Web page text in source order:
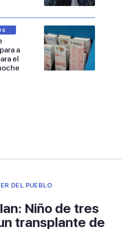
a
el
DEL PUEBLO
Niño de tres
transplante de